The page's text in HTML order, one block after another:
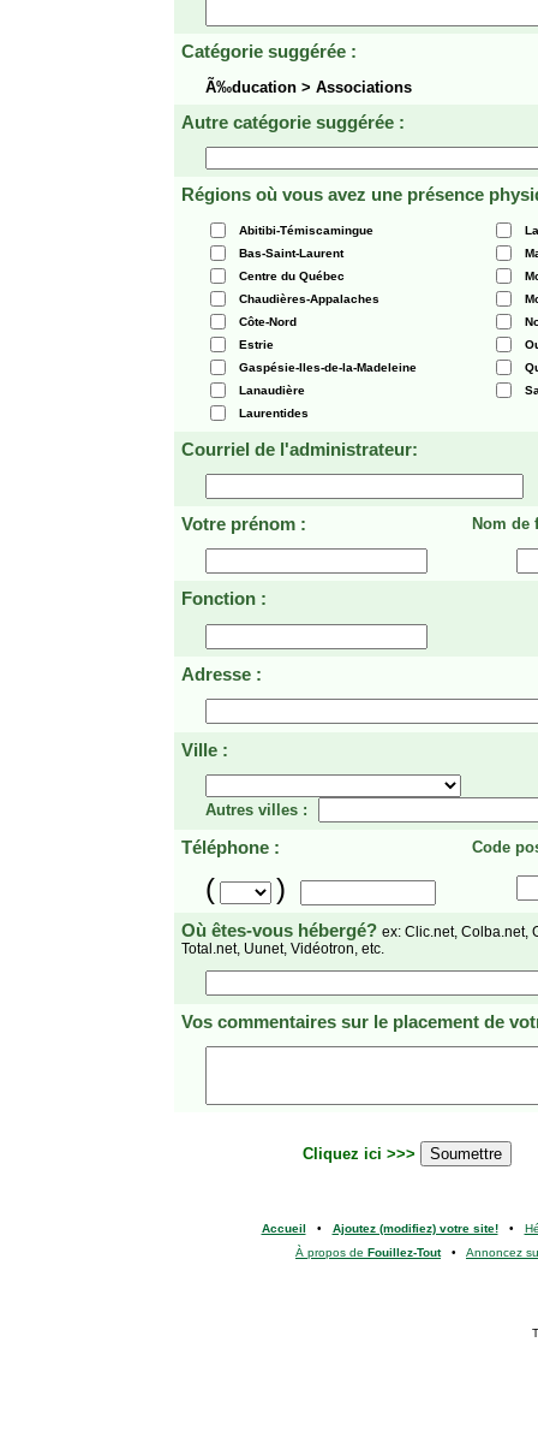
Catégorie suggérée :
Ã‰ducation > Associations
Autre catégorie suggérée :
Régions où vous avez une présence
Abitibi-Témiscamingue
Bas-Saint-Laurent
Centre du Québec
Chaudières-Appalaches
Côte-Nord
Estrie
Gaspésie-Iles-de-la-Madeleine
Lanaudière
Laurentides
Courriel de l'administrateur:
Votre prénom : Nom de
Fonction :
Adresse :
Ville :
Autres villes :
Téléphone : Code
( )
Où êtes-vous hébergé? ex: Clic.net, Colba.net,
Total.net, Uunet, Vidéotron, etc.
Vos commentaires sur le placement de
Cliquez ici >>>
Accueil • Ajoutez (modifiez) votre site!•
À propos de Fouillez-Tout• Annoncez